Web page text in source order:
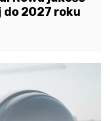
2027 roku